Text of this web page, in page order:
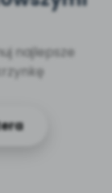
najlepsze